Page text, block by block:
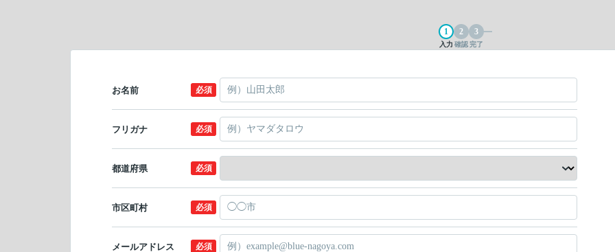
入力 確認完了
お名前 必須
フリガナ 必須
都道府県 必須
市区町村 必須
メールアドレス 必須